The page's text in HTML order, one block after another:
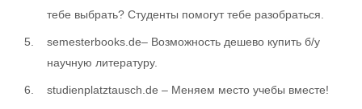
тебе выбрать? Студенты помогут тебе разобраться.
semesterbooks.de– Возможность дешево купить б/у
научную литературу.
studienplatztausch.de – Меняем место учебы вместе!